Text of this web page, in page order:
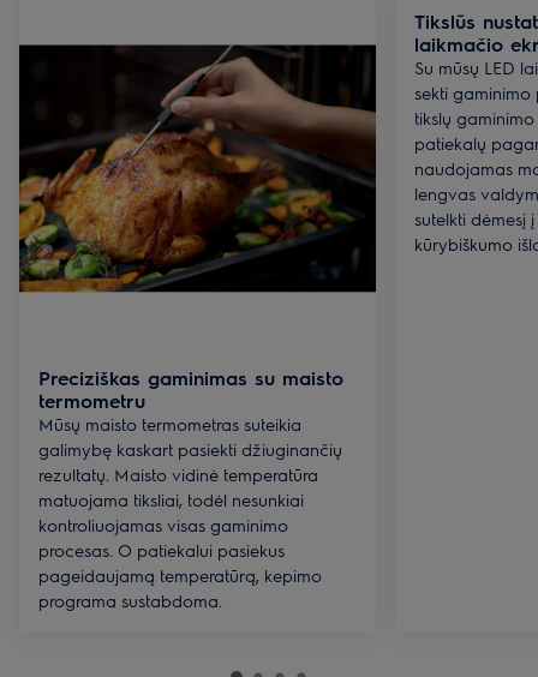
Preciziškas gaminimas su maisto
termometru
Mūsų maisto termometras suteikia
galimybę kaskart pasiekti džiuginančių
rezultatų. Maisto vidinė temperatūra
matuojama tiksliai, todėl nesunkiai
kontroliuojamas visas gaminimo
procesas. O patiekalui pasiekus
pageidaujamą temperatūrą, kepimo
programa sustabdoma.
Tikslūs
laikmačio
Su mūsų LED
sekti gaminimo
tikslų
patiekalų
naudojamas
lengvas
sutelkti dėmesį
kūrybiškumo